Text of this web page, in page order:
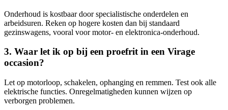
Onderhoud is kostbaar door specialistische onderdelen en
arbeidsuren. Reken op hogere kosten dan bij standaard
gezinswagens, vooral voor motor- en elektronica-onderhoud.
3. Waar let ik op bij een proefrit in een Virage
occasion?
Let op motorloop, schakelen, ophanging en remmen. Test ook alle
elektrische functies. Onregelmatigheden kunnen wijzen op
verborgen problemen.